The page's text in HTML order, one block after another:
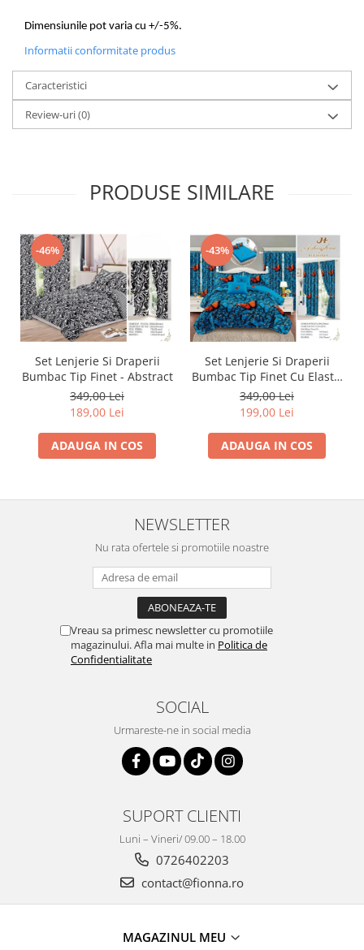
Dimensiunile pot varia cu +/-5%.
Informatii conformitate produs
Caracteristici
Review-uri(0)
PRODUSE SIMILARE
-46%
Set Lenjerie Si Draperii
Bumbac Tip Finet - Abstract
349,00 Lei
189,00 Lei
ADAUGA IN COS
-43%
Set Lenjerie Si Draperii
Bumbac Tip Finet Cu Elastic
- Dansul Fluturilor
349,00 Lei
199,00 Lei
ADAUGA IN COS
NEWSLETTER
Nu rata ofertele si promotiile noastre
Vreau sa primesc newsletter cu promotiile
magazinului. Afla mai multe in Politica de
Confidentialitate
SOCIAL
Urmareste-ne in social media
SUPORT CLIENTI
Luni – Vineri/ 09.00 – 18.00
0726402203
contact@fionna.ro
MAGAZINUL MEU